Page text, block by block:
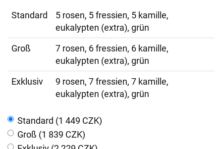
Standard
5 rosen, 5 fressien, 5 kamille,
eukalypten (extra), grün
Groß
7 rosen, 6 fressien, 6 kamille,
eukalypten (extra), grün
Exklusiv
9 rosen, 7 fressien, 7 kamille,
eukalypten (extra), grün
Standard (1 449 CZK)
Groß (1 839 CZK)